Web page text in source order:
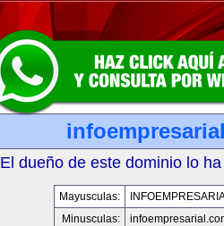
El dueño de este dominio lo
Mayusculas:
Minusculas: